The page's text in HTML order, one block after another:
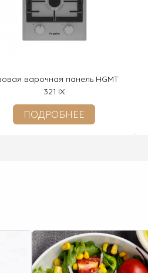
варочная панель HGMT
321 IX
ПОДРОБНЕЕ